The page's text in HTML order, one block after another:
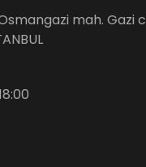
mah. Gazi